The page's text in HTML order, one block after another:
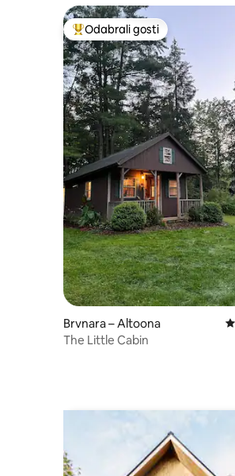
Među najviše rangiranima s
Odabrali gosti
Brvnara – Altoona
The Little Cabin